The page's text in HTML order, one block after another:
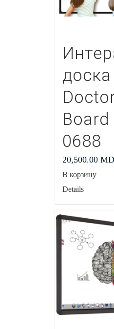
доска
Board
0688
20,500.00
В корзину
Details